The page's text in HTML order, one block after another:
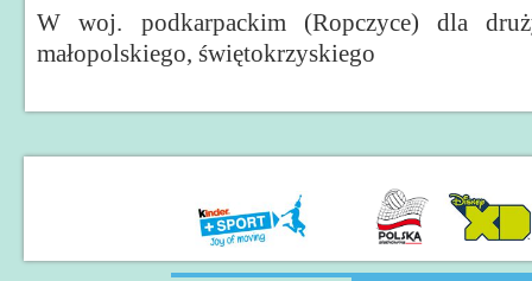
W woj. podkarpackim (Ropczyce) dla
małopolskiego, świętokrzyskiego